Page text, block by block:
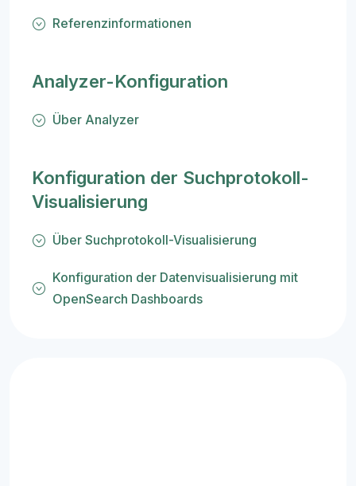
Referenzinformationen
Analyzer-Konfiguration
Über Analyzer
Konfiguration der Suchprotokoll-
Visualisierung
Über Suchprotokoll-Visualisierung
Konfiguration der Datenvisualisierung mit
OpenSearch Dashboards